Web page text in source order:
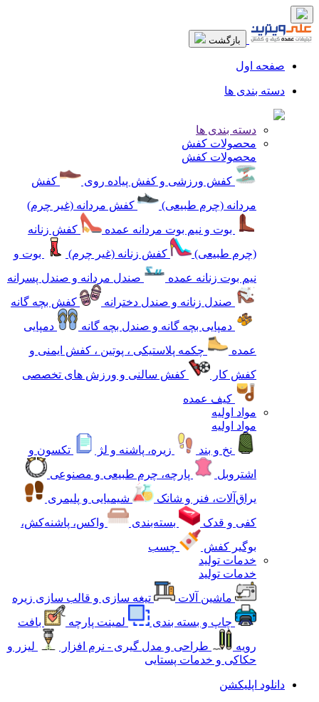
بازگشت
صفحه اول
دسته بندی ها
دسته بندی ها
محصولات کفش
محصولات کفش
کفش ورزشی و کفش پیاده روی
کفش
مردانه (چرم طبیعی)
کفش مردانه (غیر چرم)
بوت و نیم بوت مردانه عمده
کفش زنانه
(چرم طبیعی)
کفش زنانه (غیر چرم)
بوت و
نیم بوت زنانه عمده
صندل مردانه و صندل پسرانه
صندل زنانه و صندل دخترانه
کفش بچه گانه
دمپایی بچه گانه و صندل بچه گانه
دمپایی
عمده
چکمه پلاستیکی ، پوتین ، کفش ایمنی و
کفش کار
کفش سالنی و ورزش های تخصصی
کیف عمده
مواد اولیه
مواد اولیه
نخ و بند
زیره، پاشنه و لژ
تکسون و
اشتروبل
پارچه، چرم طبیعی و مصنوعی
یراق‌آلات، فنر و شانک
شیمیایی و پلیمری
کفی و قدک
بسته‌بندی
واکس، پاشنه‌کش،
بوگیر کفش
چسب
خدمات تولید
خدمات تولید
ماشین آلات
تیغه سازی و قالب سازی زیره
چاپ و بسته بندی
لمینت پارچه
بافت
رویه
طراحی و مدل گیری - نرم افزار
لیزر و
حکاکی و خدمات پستایی
دانلود اپلیکشن